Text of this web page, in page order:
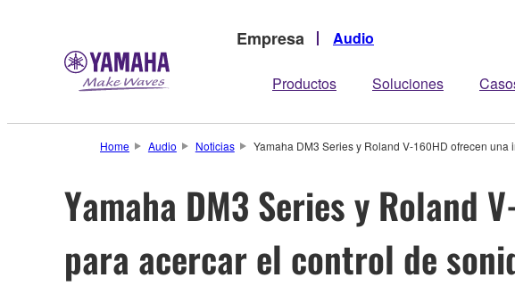
Empresa Audio
Productos Soluciones
Home Audio Noticias Yamaha DM3 Series y Roland V-160HD ofrecen
Yamaha DM3 Series y Roland
para acercar el control de